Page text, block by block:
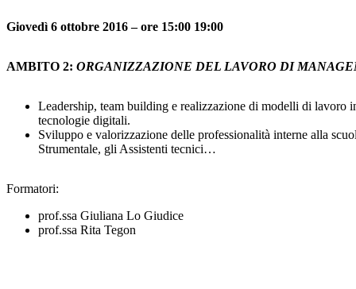
Giovedì 6 ottobre 2016 – ore 15:00 19:00
AMBITO 2: ORGANIZZAZIONE DEL LAVORO DI
Leadership, team building e realizzazione di modelli di lavoro
tecnologie digitali.
Sviluppo e valorizzazione delle professionalità interne alla
Strumentale, gli Assistenti tecnici…
Formatori:
prof.ssa Giuliana Lo Giudice
prof.ssa Rita Tegon